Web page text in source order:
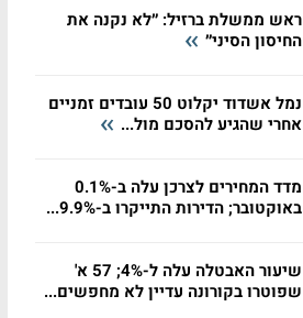
ראש ממשלת ברזיל: ״לא נקנה את
החיסון הסיני״
נמל אשדוד יקלוט 50 עובדים זמניים
אחרי שהגיע להסכם מול...
מדד המחירים לצרכן עלה ב-0.1%
באוקטובר; הדירות התייקרו ב-9.9%...
שיעור האבטלה עלה ל-4%; 57 א'
שפוטרו בקורונה עדיין לא מחפשים...